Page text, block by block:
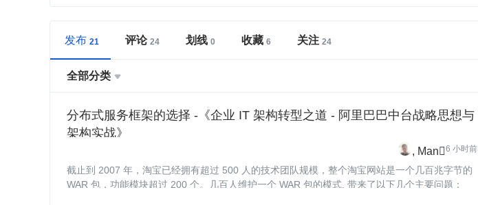
发布 评论 划线 收藏 关注
全部分类 
分布式服务框架的选择 -《企业 IT 架构转型之道 - 阿里巴巴中台战略思想与
架构实战》
Man6 小时前
截止到 2007 年，淘宝已经拥有超过 500 人的技术团队规模，整个淘宝网站是一个几百兆字节的
WAR 包，功能模块超过 200 个。几百人维护一个 WAR 包的模式, 带来了以下几个主要问题：